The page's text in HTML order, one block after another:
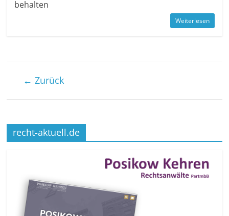
behalten
Weiterlesen
← Zurück
recht-aktuell.de